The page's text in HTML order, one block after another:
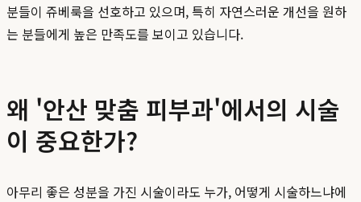
분들이 쥬베룩을 선호하고 있으며, 특히 자연스러운 개선을 원하
는 분들에게 높은 만족도를 보이고 있습니다.
왜 '안산 맞춤 피부과'에서의 시술
이 중요한가?
아무리 좋은 성분을 가진 시술이라도 누가, 어떻게 시술하느냐에